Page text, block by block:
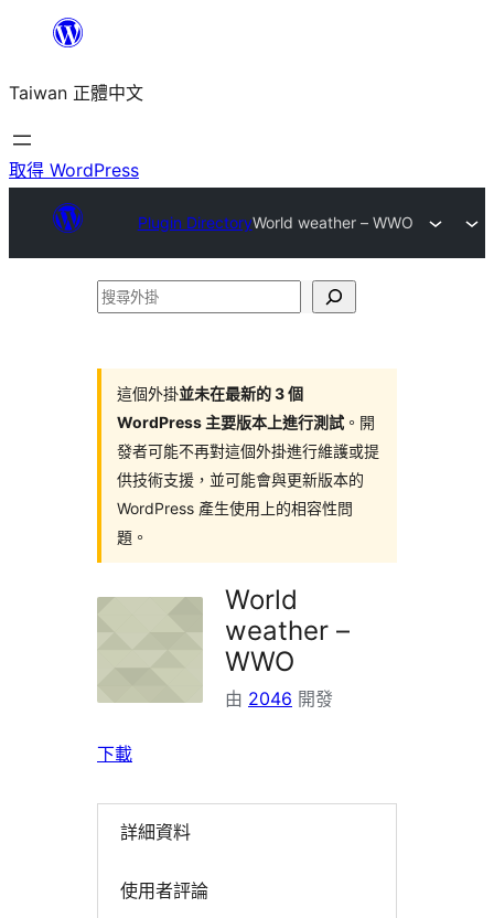
主
要
內
Taiwan 正體中文
取得 WordPress
Plugin DirectoryWorld weather – WWO
搜
這個外掛並未在最新的 3 個
WordPress 主要版本上進行測試 。開
發者可能不再對這個外掛進行維護或提
供技術支援，並可能會與更新版本的
WordPress 產生使用上的相容性問
題。
World
weather –
WWO
由 2046 開發
下載
詳細資料
使用者評論